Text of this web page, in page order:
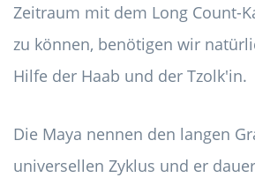
Zeitraum mit dem Long Count-
zu können, benötigen wir
Hilfe der Haab und der Tzolk'in.
Die Maya nennen den langen
universellen Zyklus und er